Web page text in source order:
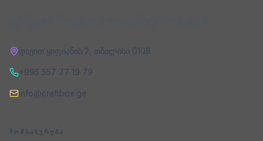
დავით ყიფიანის 2 თბილისი 0108
+995 557 77 19 79
info@craftbox.ge
ᲛᲝᲛᲡᲐᲮᲣᲠᲔᲑᲐ